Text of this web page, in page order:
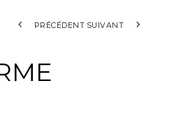
PRÉCÉDENT SUIVANT